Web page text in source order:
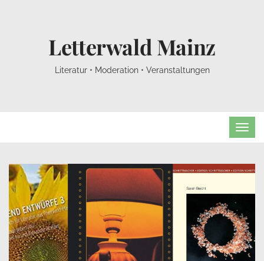
Letterwald Mainz
Literatur • Moderation • Veranstaltungen